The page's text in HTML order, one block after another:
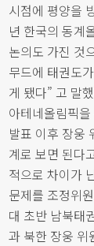
시점에 평양을
년 한국의 동계
논의도 가진 것
무드에 태권도
게 됐다” 고 말
아테네올림픽
발표 이후 장웅
계로 보면 된다
적으로 차이가
문제를 조정위
대 초반 남북태
과 북한 장웅 위